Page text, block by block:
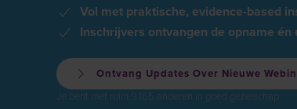
Vol met praktische, evidence-based
Inschrijvers ontvangen de opname én
Ontvang Updates Over Nieuwe
Je bent met ruim 9.165 anderen in goed gezelschap